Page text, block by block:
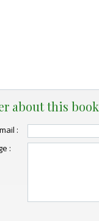
about this book
:
: